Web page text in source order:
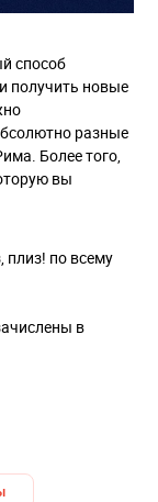
способ
получить новые
разные
Более того,
вы
плиз! по всему
в